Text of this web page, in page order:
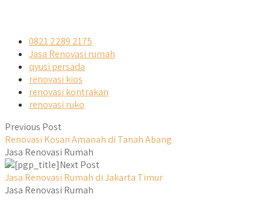
0821 2289 2175
Jasa Renovasi rumah
qyusi persada
renovasi kios
renovasi kontrakan
renovasi ruko
Previous Post
Renovasi Kosan Amanah di Tanah Abang
Jasa Renovasi Rumah
Next Post
Jasa Renovasi Rumah di Jakarta Timur
Jasa Renovasi Rumah